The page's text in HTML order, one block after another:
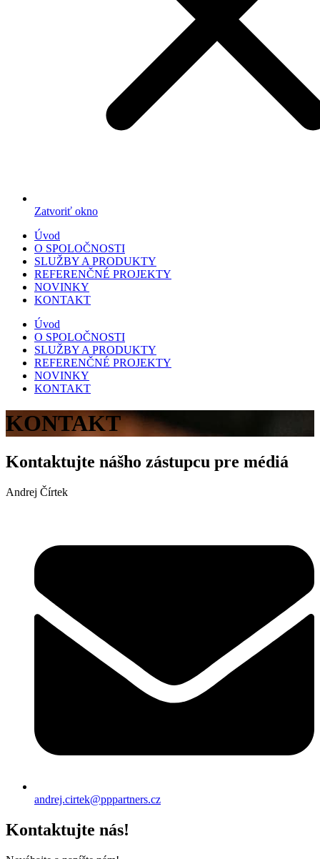
Zatvoriť okno
Úvod
O SPOLOČNOSTI
SLUŽBY A PRODUKTY
REFERENČNÉ PROJEKTY
NOVINKY
KONTAKT
Úvod
O SPOLOČNOSTI
SLUŽBY A PRODUKTY
REFERENČNÉ PROJEKTY
NOVINKY
KONTAKT
KONTAKT
Kontaktujte nášho zástupcu pre médiá
Andrej Čírtek
andrej.cirtek@pppartners.cz
Kontaktujte nás!